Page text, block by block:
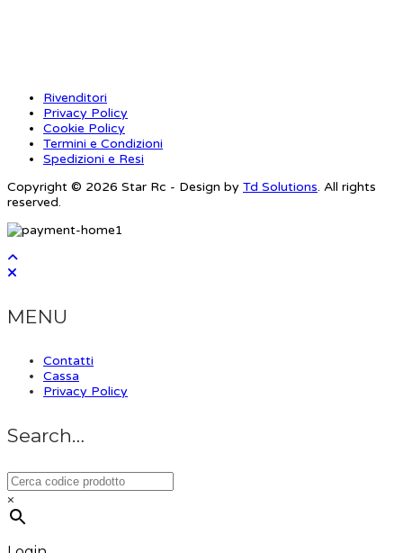
Rivenditori
Privacy Policy
Cookie Policy
Termini e Condizioni
Spedizioni e Resi
Copyright © 2026 Star Rc - Design by Td Solutions. All rights
reserved.
MENU
Contatti
Cassa
Privacy Policy
Search…
×